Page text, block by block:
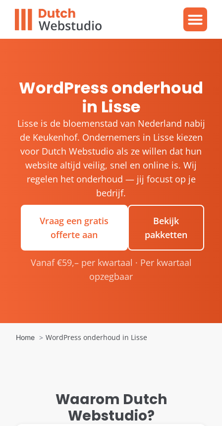
WordPress onderhoud
in Lisse
Lisse is de bloemenstad van Nederland nabij
de Keukenhof. Ondernemers in Lisse kiezen
voor Dutch Webstudio als ze willen dat hun
website altijd veilig, snel en online is. Wij
regelen het onderhoud — jij focust op je
bedrijf.
Vraag een gratis
offerte aan
Bekijk
pakketten
Vanaf €59,– per kwartaal · Per kwartaal
opzegbaar
Home WordPress onderhoud in Lisse
Waarom Dutch
Webstudio?